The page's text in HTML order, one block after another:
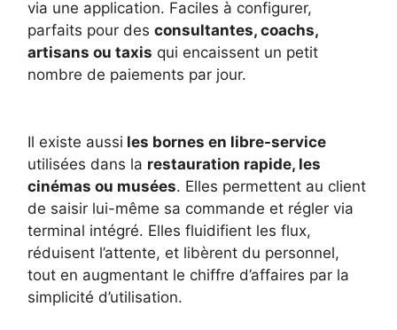
via une application. Faciles à configurer,
parfaits pour des consultantes, coachs,
artisans ou taxis qui encaissent un petit
nombre de paiements par jour.
Il existe aussi les bornes en libre-service
utilisées dans la restauration rapide, les
cinémas ou musées. Elles permettent au client
de saisir lui-même sa commande et régler via
terminal intégré. Elles fluidifient les flux,
réduisent l’attente, et libèrent du personnel,
tout en augmentant le chiffre d’affaires par la
simplicité d’utilisation.